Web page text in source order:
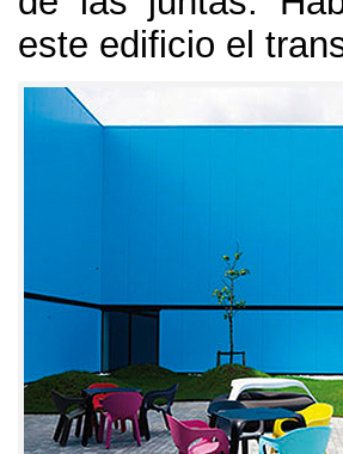
este edificio el